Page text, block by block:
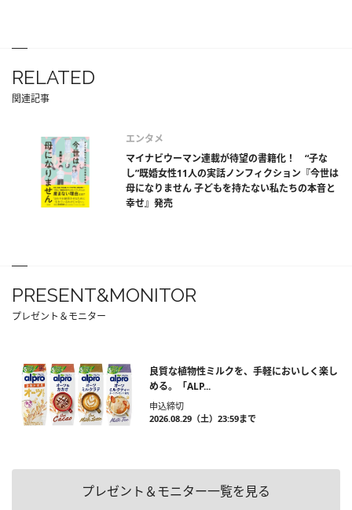
RELATED
関連記事
エンタメ
マイナビウーマン連載が待望の書籍化！ “子な
し”既婚女性11人の実話ノンフィクション『今世は
母になりません 子どもを持たない私たちの本音と
幸せ』発売
PRESENT&MONITOR
プレゼント＆モニター
良質な植物性ミルクを、手軽においしく楽し
める。「ALP...
申込締切
2026.08.29（土）23:59まで
プレゼント＆モニター一覧を見る